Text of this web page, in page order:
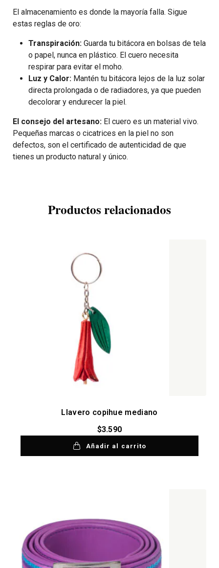
El almacenamiento es donde la mayoría falla. Sigue
estas reglas de oro:
Transpiración: Guarda tu bitácora en bolsas de tela
o papel, nunca en plástico. El cuero necesita
respirar para evitar el moho.
Luz y Calor: Mantén tu bitácora lejos de la luz solar
directa prolongada o de radiadores, ya que pueden
decolorar y endurecer la piel.
El consejo del artesano: El cuero es un material vivo.
Pequeñas marcas o cicatrices en la piel no son
defectos, son el certificado de autenticidad de que
tienes un producto natural y único.
Productos relacionados
Llavero copihue mediano
$3.590
Añadir al carrito